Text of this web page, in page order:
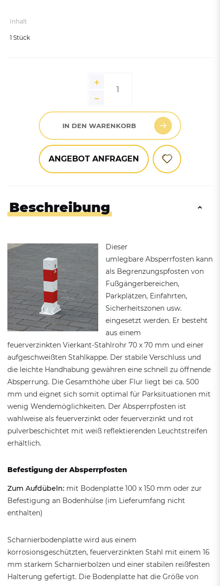
Inhalt
1 Stück
IN DEN WARENKORB
ANGEBOT ANFRAGEN
Beschreibung
Dieser
umlegbare Absperrfosten kann
als Begrenzungspfosten von
Fußgängerbereichen,
Parkplätzen, Einfahrten,
Sicherheitszonen usw.
eingesetzt werden. Er besteht
aus einem
feuerverzinkten Vierkant-Stahlrohr 70 x 70 mm und einer
aufgeschweißten Stahlkappe. Der stabile Verschluss und
die leichte Handhabung gewähren eine schnell zu öffnende
Absperrung. Die Gesamthöhe über Flur liegt bei ca. 500
mm und eignet sich somit optimal für Parksituationen mit
wenig Wendemöglichkeiten. Der Absperrpfosten ist
wahlweise als feuerverzinkt oder feuerverzinkt und rot
pulverbeschichtet mit weiß reflektierenden Leuchtstreifen
erhältlich.
Befestigung der Absperrpfosten
Zum Aufdübeln: mit Bodenplatte 100 x 150 mm oder zur
Befestigung an Bodenhülse (im Lieferumfang nicht
enthalten)
Scharnierbodenplatte wird aus einem
korrosionsgeschützten, feuerverzinkten Stahl mit einem 16
mm starkem Scharnierbolzen und einer stabilen reißfesten
Halterung gefertigt. Die Bodenplatte hat die Größe von